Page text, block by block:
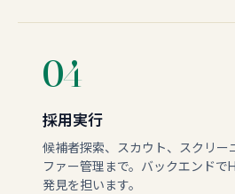
04
採用実行
候補者探索、スカウト、スクリー
ファー管理まで。バックエンドで
発見を担います。